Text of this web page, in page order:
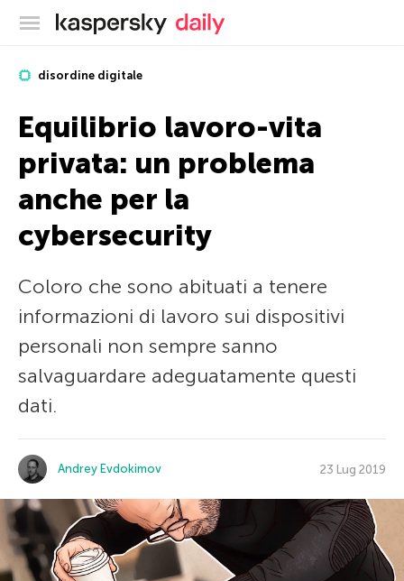
Blog ufficiale di Kaspersky
disordine digitale
Equilibrio lavoro-vita
privata: un problema
anche per la
cybersecurity
Coloro che sono abituati a tenere
informazioni di lavoro sui dispositivi
personali non sempre sanno
salvaguardare adeguatamente questi
dati.
Andrey Evdokimov 23 Lug 2019